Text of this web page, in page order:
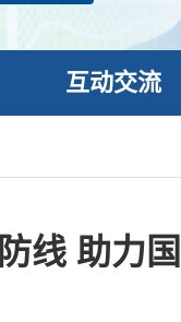
互动交流
线 助力